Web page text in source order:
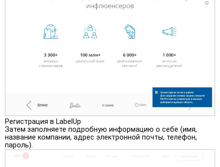
Регистрация в LabelUp
Затем заполняете подробную информацию о себе (имя,
название компании, адрес электронной почты, телефон,
пароль).